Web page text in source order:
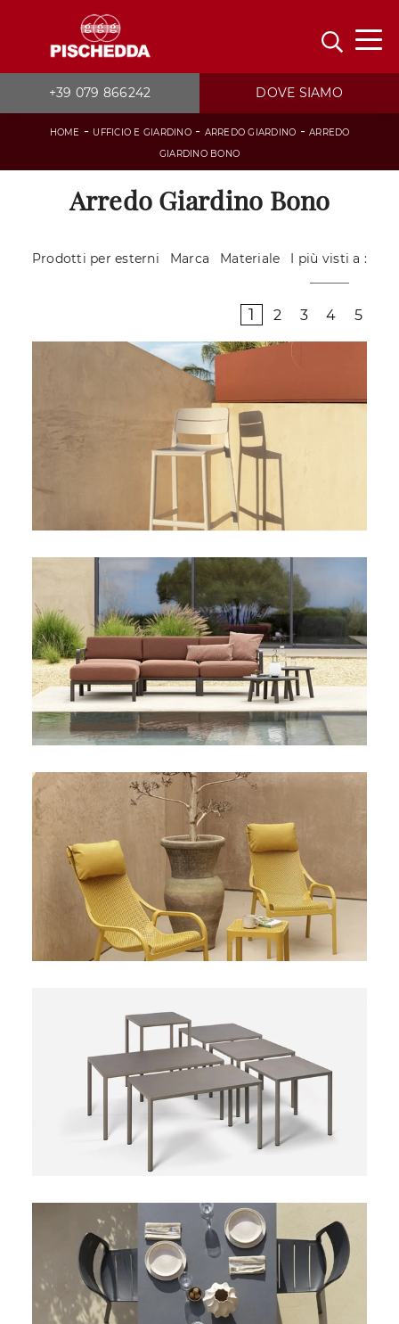
+39 079 866242 DOVE SIAMO
HOME - UFFICIO E GIARDINO- ARREDO GIARDINO - ARREDO
GIARDINO BONO
Arredo Giardino Bono
Prodotti per esterni Marca Materiale I più visti a :
1 2 3 4 5